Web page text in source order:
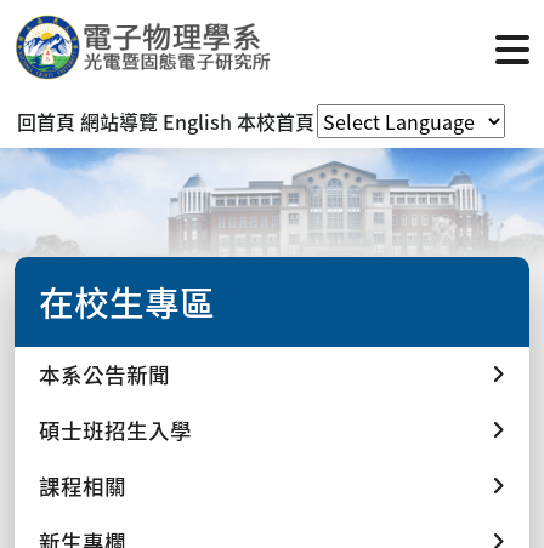
回首頁 網站導覽 English 本校首頁
在校生專區
本系公告新聞
碩士班招生入學
課程相關
新生專欄